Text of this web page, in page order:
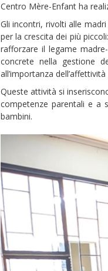
Centro Mère-Enfant ha
Gli incontri, rivolti alle
per la crescita dei più
rafforzare il legame
concrete nella gestione
all’importanza
Queste attività si
competenze parentali e a
bambini.